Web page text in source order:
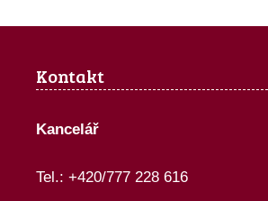
Kontakt
Kancelář
Tel.: +420/777 228 616